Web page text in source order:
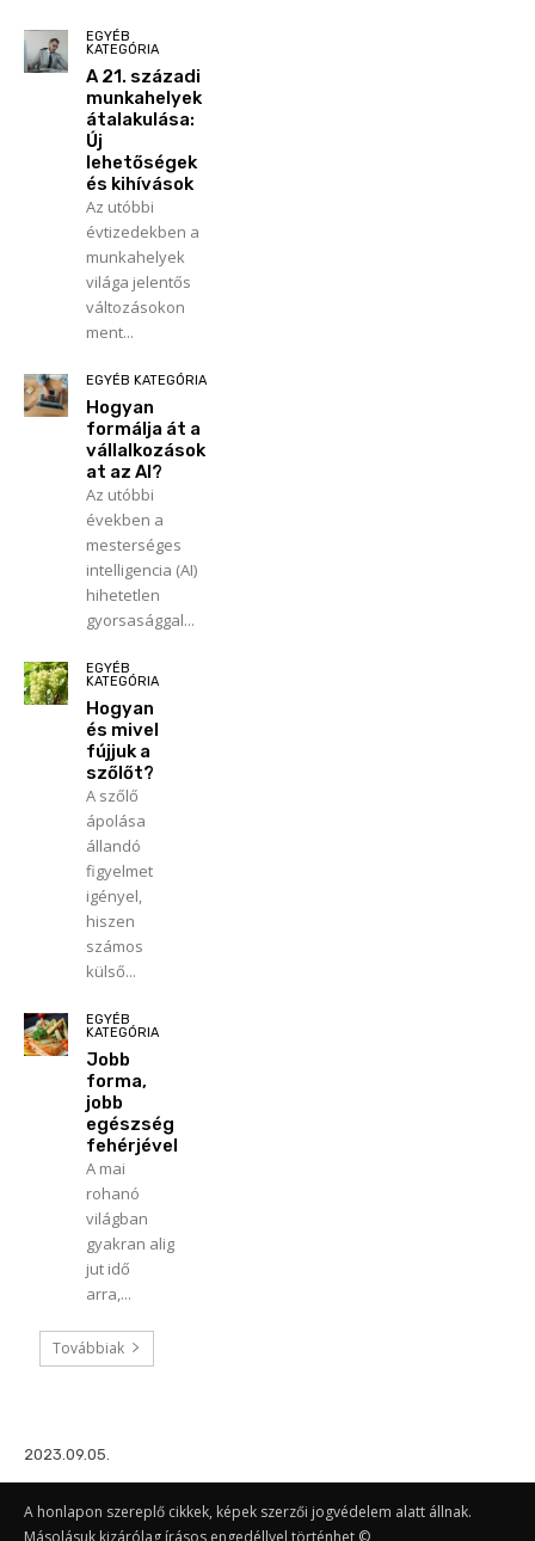
EGYÉB
KATEGÓRIA
A 21. századi
munkahelyek
átalakulása:
Új
lehetőségek
és kihívások
Az utóbbi
évtizedekben a
munkahelyek
világa jelentős
változásokon
ment...
EGYÉB KATEGÓRIA
Hogyan
formálja át a
vállalkozások
at az AI?
Az utóbbi
években a
mesterséges
intelligencia (AI)
hihetetlen
gyorsasággal...
EGYÉB
KATEGÓRIA
Hogyan
és mivel
fújjuk a
szőlőt?
A szőlő
ápolása
állandó
figyelmet
igényel,
hiszen
számos
külső...
EGYÉB
KATEGÓRIA
Jobb
forma,
jobb
egészség
fehérjével
A mai
rohanó
világban
gyakran alig
jut idő
arra,...
Továbbiak
2023.09.05.
A honlapon szereplő cikkek, képek szerzői jogvédelem alatt állnak.
Másolásuk kizárólag írásos engedéllyel történhet ©